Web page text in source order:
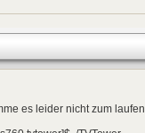
es leider nicht zum